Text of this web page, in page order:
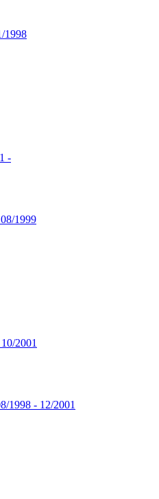
1998
-
1999
2001
1998 - 12/2001